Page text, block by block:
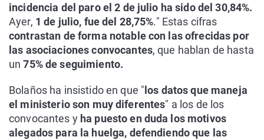
incidencia del paro el 2 de julio ha sido del 30,84%.
Ayer, 1 de julio, fue del 28,75%." Estas cifras
contrastan de forma notable con las ofrecidas por
las asociaciones convocantes, que hablan de hasta
un75% de seguimiento.
Bolaños ha insistido en que " los datos que maneja
el ministerio son muy diferentes" a los de los
convocantes yha puesto en duda los motivos
alegados para la huelga, defendiendo que las